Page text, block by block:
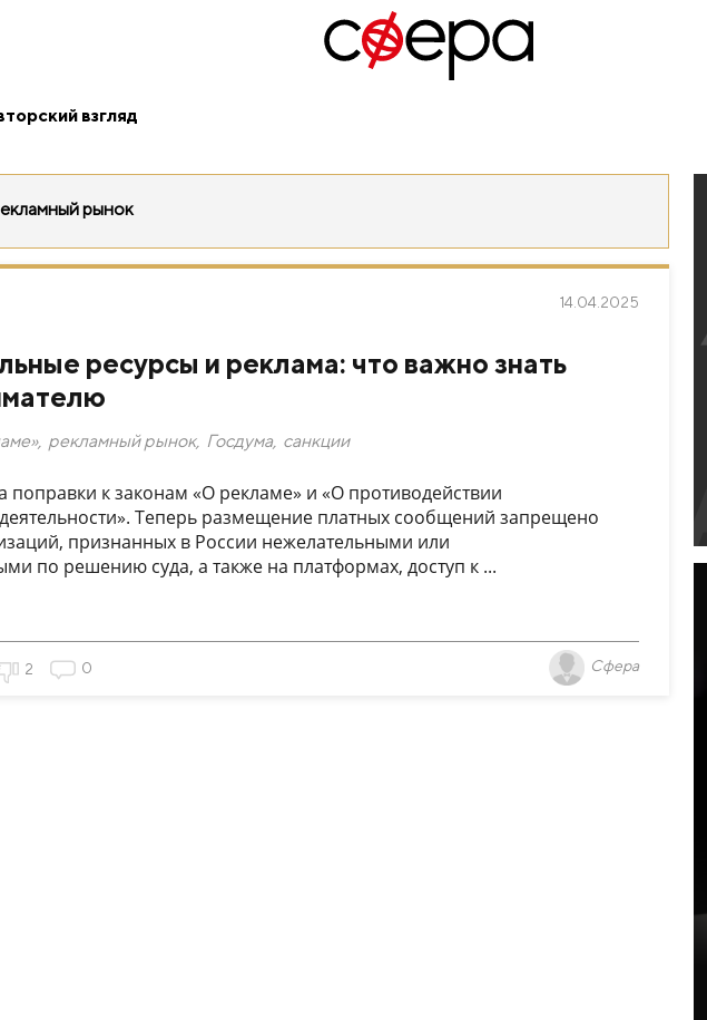
взгляд
рынок
14.04.2025
ресурсы и реклама: что важно знать
, рекламный рынок, Госдума, санкции
поправки к законам «О рекламе» и «О противодействии
деятельности». Теперь размещение платных сообщений запрещено
признанных в России нежелательными или
по решению суда, а также на платформах, доступ к ...
2 0 Сфера